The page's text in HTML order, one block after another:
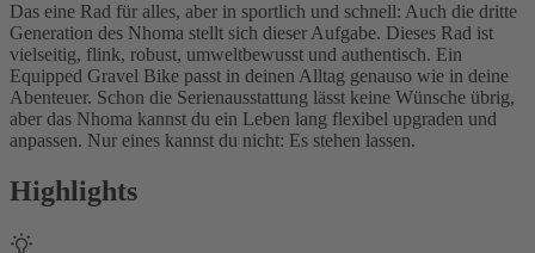
Das eine Rad für alles, aber in sportlich und schnell: Auch die dritte
Generation des Nhoma stellt sich dieser Aufgabe. Dieses Rad ist
vielseitig, flink, robust, umweltbewusst und authentisch. Ein
Equipped Gravel Bike passt in deinen Alltag genauso wie in deine
Abenteuer. Schon die Serienausstattung lässt keine Wünsche übrig,
aber das Nhoma kannst du ein Leben lang flexibel upgraden und
anpassen. Nur eines kannst du nicht: Es stehen lassen.
Highlights